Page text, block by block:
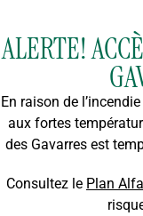
ALERTE!
En raison de
aux fortes
des Gavarres est
Consultez le Plan Alfa